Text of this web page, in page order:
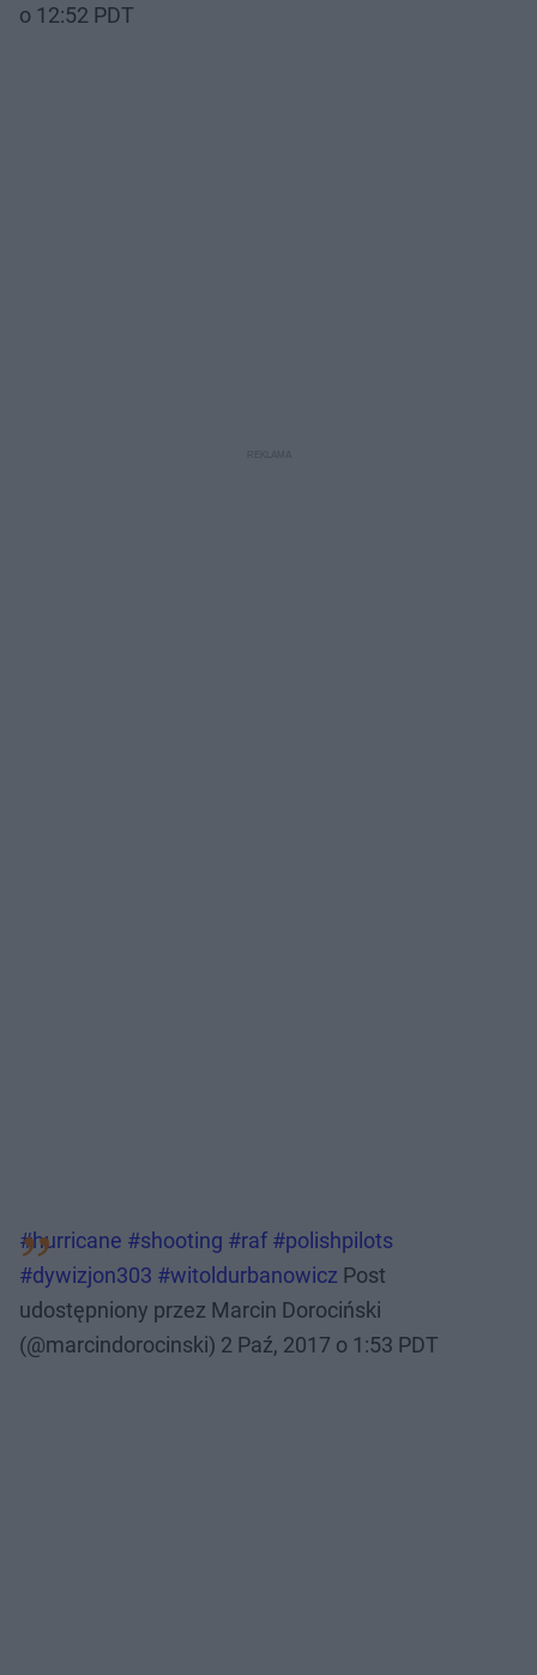
o 12:52 PDT
#hurricane #shooting #raf #polishpilots
#dywizjon303 #witoldurbanowicz Post
udostępniony przez Marcin Dorociński
(@marcindorocinski) 2 Paź, 2017 o 1:53 PDT